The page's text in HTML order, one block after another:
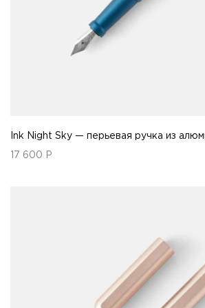
Ink Night Sky — перьевая ручка из
17 600 Р